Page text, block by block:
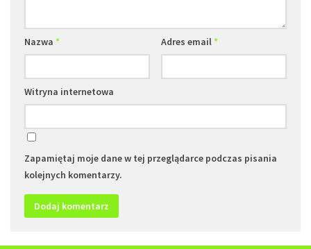
Nazwa * Adres email*
Witryna internetowa
Zapamiętaj moje dane w tej przeglądarce podczas pisania
kolejnych komentarzy.